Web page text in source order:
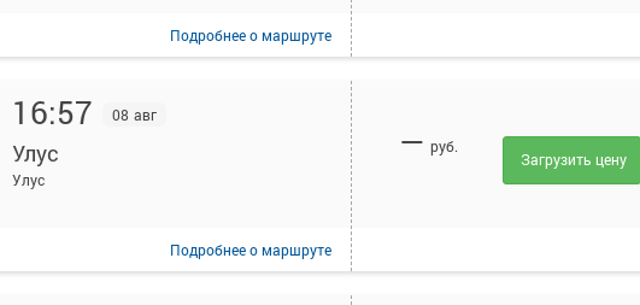
Подробнеео маршруте
16:57 08 авг
Улус
Улус
Подробнеео маршруте
— руб.
Загрузить цену